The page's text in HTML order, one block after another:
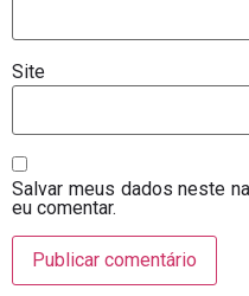
Site
Salvar meus dados neste
eu comentar.